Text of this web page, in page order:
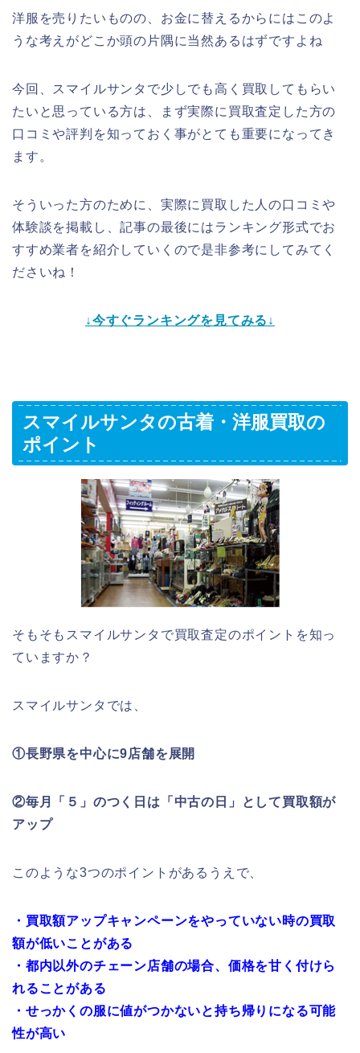
洋服を売りたいものの、お金に替えるからにはこのよ
うな考えがどこか頭の片隅に当然あるはずですよね
今回、スマイルサンタで少しでも高く買取してもらい
たいと思っている方は、まず実際に買取査定した方の
口コミや評判を知っておく事がとても重要になってき
ます。
そういった方のために、実際に買取した人の口コミや
体験談を掲載し、記事の最後にはランキング形式でお
すすめ業者を紹介していくので是非参考にしてみてく
ださいね！
↓今すぐランキングを見てみる↓
スマイルサンタの古着・洋服買取の
ポイント
そもそもスマイルサンタで買取査定のポイントを知っ
ていますか？
スマイルサンタでは、
①長野県を中心に9店舗を展開
②毎月「５」のつく日は「中古の日」として買取額が
アップ
このような3つのポイントがあるうえで、
・買取額アップキャンペーンをやっていない時の買取
額が低いことがある
・都内以外のチェーン店舗の場合、価格を甘く付けら
れることがある
・せっかくの服に値がつかないと持ち帰りになる可能
性が高い